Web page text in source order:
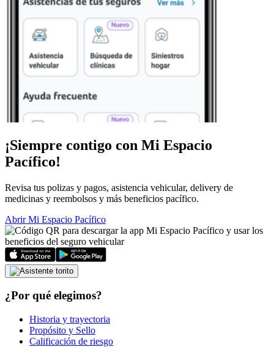
¡Siempre contigo con Mi Espacio
Pacífico!
Revisa tus polizas y pagos, asistencia vehicular, delivery de
medicinas y reembolsos y más beneficios pacífico.
Abrir Mi Espacio Pacífico
¿Por qué elegimos?
Historia y trayectoria
Propósito y Sello
Calificación de riesgo